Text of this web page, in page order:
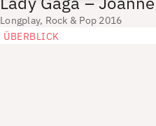
Longplay, Rock & Pop 2016
ÜBERBLICK